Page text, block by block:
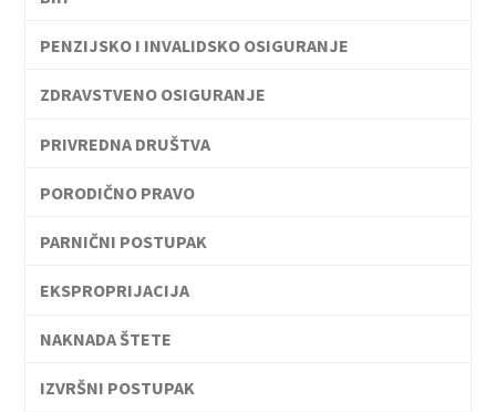
PENZIJSKO I INVALIDSKO OSIGURANJE
ZDRAVSTVENO OSIGURANJE
PRIVREDNA DRUŠTVA
PORODIČNO PRAVO
PARNIČNI POSTUPAK
EKSPROPRIJACIJA
NAKNADA ŠTETE
IZVRŠNI POSTUPAK